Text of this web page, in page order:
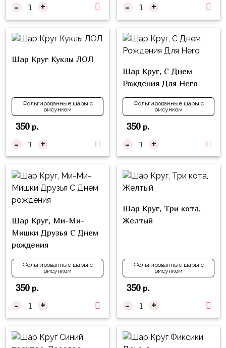
- + - +
Шар Круг Куклы ЛОЛ
Фольгированные шары с
рисунком
350р.
- +
Шар Круг, С Днем
Рождения Для Него
Фольгированные шары с
рисунком
350р.
- +
Шар Круг, Ми-Ми-
Мишки Друзья С Днем
рождения
Фольгированные шары с
рисунком
350р.
- +
Шар Круг, Три кота,
Желтый
Фольгированные шары с
рисунком
350р.
- +
Ходячие
фигуры
Коробка-
Индивидуальная
надпись
Буквы
Товары
для
Сервировка
Свечи
Бумажный
декор
ободки
Черепашки-
ниндзя
Фиксики
Котэ
Принцессы
Микки
и
Минни
Спорт
Для
Мамы,
Бабушки
Для
Папы,
Дедушки
Тропики
Гарри
Космос
Единороги